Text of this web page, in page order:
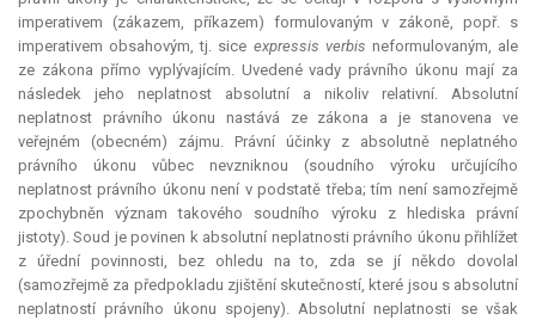
imperativem (zákazem, příkazem) formulovaným v zákoně, popř. s
imperativem obsahovým, tj. sice expressis verbis neformulovaným, ale
ze zákona přímo vyplývajícím. Uvedené vady právního úkonu mají za
následek jeho neplatnost absolutní a nikoliv relativní. Absolutní
neplatnost právního úkonu nastává ze zákona a je stanovena ve
veřejném (obecném) zájmu. Právní účinky z absolutně neplatného
právního úkonu vůbec nevzniknou (soudního výroku určujícího
neplatnost právního úkonu není v podstatě třeba; tím není samozřejmě
zpochybněn význam takového soudního výroku z hlediska právní
jistoty). Soud je povinen k absolutní neplatnosti právního úkonu přihlížet
z úřední povinnosti, bez ohledu na to, zda se jí někdo dovolal
(samozřejmě za předpokladu zjištění skutečností, které jsou s absolutní
neplatností právního úkonu spojeny). Absolutní neplatnosti se však